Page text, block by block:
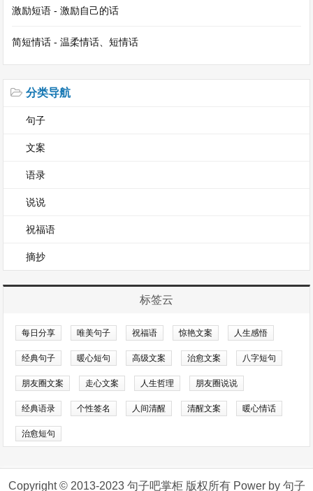
激励短语 - 激励自己的话
简短情话 - 温柔情话、短情话
分类导航
句子
文案
语录
说说
祝福语
摘抄
标签云
每日分享 唯美句子 祝福语 惊艳文案 人生感悟
经典句子 暖心短句 高级文案 治愈文案 八字短句
朋友圈文案 走心文案 人生哲理 朋友圈说说
经典语录 个性签名 人间清醒 清醒文案 暖心情话
治愈短句
Copyright © 2013-2023 句子吧掌柜 版权所有 Power by 句子